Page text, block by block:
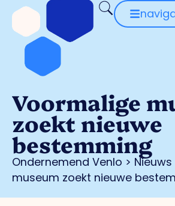
Voormalige
zoekt nieuwe
bestemming
Ondernemend Venlo > Nieuws
museum zoekt nieuwe